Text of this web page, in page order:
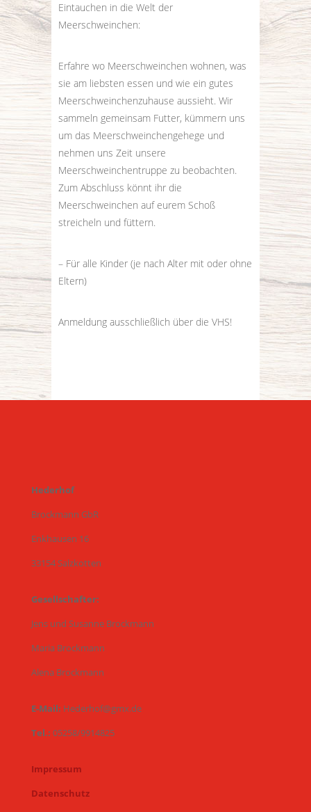
Eintauchen in die Welt der
Meerschweinchen:
Erfahre wo Meerschweinchen wohnen, was
sie am liebsten essen und wie ein gutes
Meerschweinchenzuhause aussieht. Wir
sammeln gemeinsam Futter, kümmern uns
um das Meerschweinchengehege und
nehmen uns Zeit unsere
Meerschweinchentruppe zu beobachten.
Zum Abschluss könnt ihr die
Meerschweinchen auf eurem Schoß
streicheln und füttern.
– Für alle Kinder (je nach Alter mit oder ohne
Eltern)
Anmeldung ausschließlich über die VHS!
Hederhof
Brockmann GbR
Enkhausen 16
33154 Salzkotten
Gesellschafter:
Jens und Susanne Brockmann
Maria Brockmann
Alena Brockmann
E-Mail: Hederhof@gmx.de
Tel.: 05258/9914825
Impressum
Datenschutz